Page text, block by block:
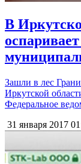
В
Зашли в лес
Иркутской
Федеральное
31 января 2017